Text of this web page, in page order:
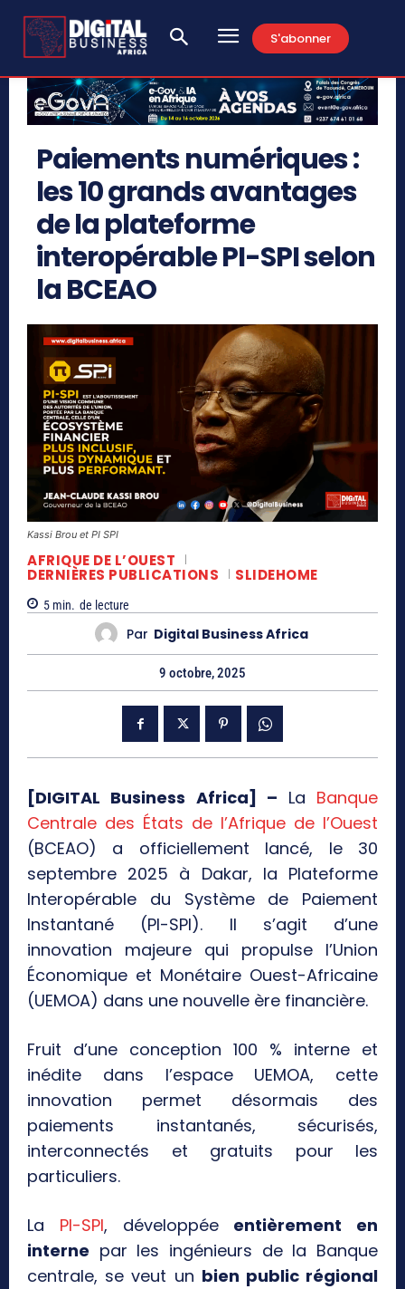
S'abonner
Paiements numériques :
les 10 grands avantages
de la plateforme
interopérable PI-SPI selon
la BCEAO
Kassi Brou et PI SPI
AFRIQUE DE L’OUEST
DERNIÈRES PUBLICATIONS SLIDEHOME
5 min. de lecture
Par Digital Business Africa
9 octobre, 2025
[DIGITAL Business Africa] – La Banque
Centrale des États de l’Afrique de l’Ouest
(BCEAO) a officiellement lancé, le 30
septembre 2025 à Dakar, la Plateforme
Interopérable du Système de Paiement
Instantané (PI-SPI). Il s’agit d’une
innovation majeure qui propulse l’Union
Économique et Monétaire Ouest-Africaine
(UEMOA) dans une nouvelle ère financière.
Fruit d’une conception 100 % interne et
inédite dans l’espace UEMOA, cette
innovation permet désormais des
paiements instantanés, sécurisés,
interconnectés et gratuits pour les
particuliers.
La PI-SPI, développée entièrement en
interne par les ingénieurs de la Banque
centrale, se veut un bien public régional